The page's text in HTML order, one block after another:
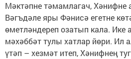
Мәктәпне тәмамлагач, Хәнифне
Вәгъдәле яры Фәнисә егетне
өметләндереп озатып кала. Ике
мәхәббәт тулы хатлар йөри.
үтәп – хезмәт итеп, Хәнифнең